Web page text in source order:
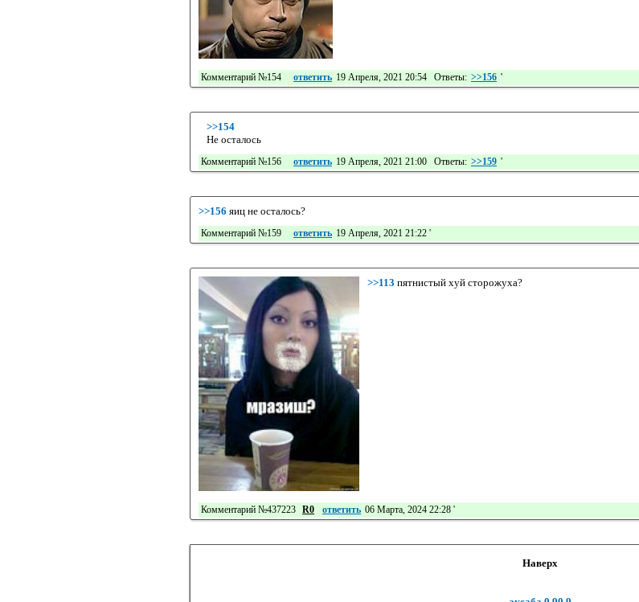
Комментарий №154 ответить 19 Апреля, 2021 20:54 Ответы: >>156 '
>>154
Не осталось
Комментарий №156 ответить 19 Апреля, 2021 21:00 Ответы: >>159 '
>>156 яиц не осталось?
Комментарий №159 ответить 19 Апреля, 2021 21:22 '
>>113 пятнистый хуй сторожуха?
Комментарий №437223 R0 ответить 06 Марта, 2024 22:28 '
Наверх